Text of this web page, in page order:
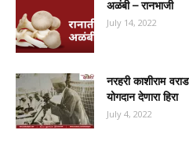
अळंबी – रानभाजी
July 14, 2022
नरहरी काशीराम
योगदान देणारा हिरा
July 4, 2022